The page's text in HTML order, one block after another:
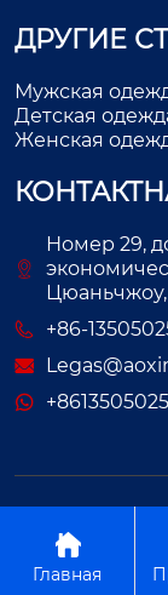
ДРУГИЕ
Мужская
Детская
Женская
Номер 29,
+86-

Главная